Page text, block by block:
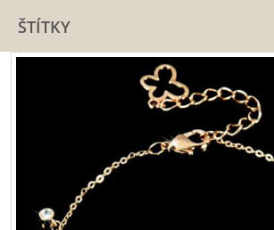
ŠTÍTKY